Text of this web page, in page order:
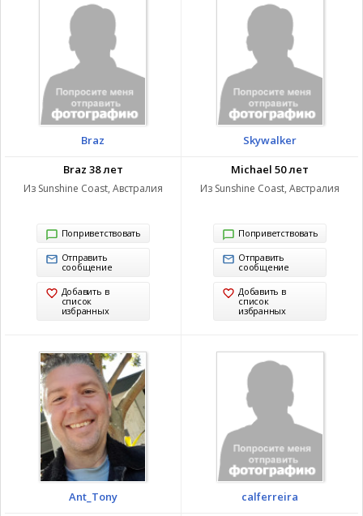
Braz
Braz 38 лет
Из Sunshine Coast, Австралия
Поприветствовать
Отправить
сообщение
Добавить в
список
избранных
Skywalker
Michael 50 лет
Из Sunshine Coast, Австралия
Поприветствовать
Отправить
сообщение
Добавить в
список
избранных
Ant_Tony
calferreira